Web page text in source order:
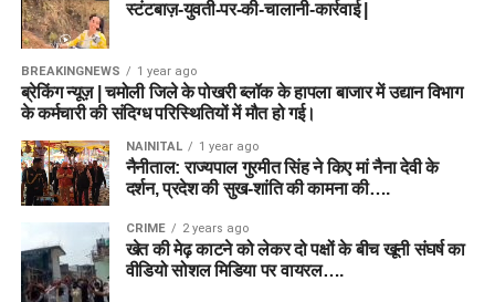
स्टंटबाज़-युवती-पर-की-चालानी-कार्रवाई |
BREAKINGNEWS 1 year ago
ब्रेकिंग न्यूज़ | चमोली जिले के पोखरी ब्लॉक के हापला बाजार में उद्यान विभाग
के कर्मचारी की संदिग्ध परिस्थितियों में मौत हो गई।
NAINITAL 1 year ago
नैनीताल: राज्यपाल गुरमीत सिंह ने किए मां नैना देवी के
दर्शन, प्रदेश की सुख-शांति की कामना की….
CRIME 2 years ago
खेत की मेढ़ काटने को लेकर दो पक्षों के बीच खूनी संघर्ष का
वीडियो सोशल मिडिया पर वायरल….